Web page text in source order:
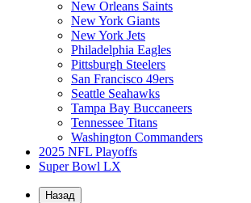
New Orleans Saints
New York Giants
New York Jets
Philadelphia Eagles
Pittsburgh Steelers
San Francisco 49ers
Seattle Seahawks
Tampa Bay Buccaneers
Tennessee Titans
Washington Commanders
2025 NFL Playoffs
Super Bowl LX
Назад